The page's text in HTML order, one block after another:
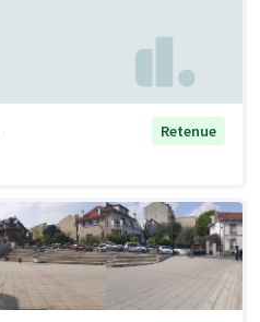
Retenue